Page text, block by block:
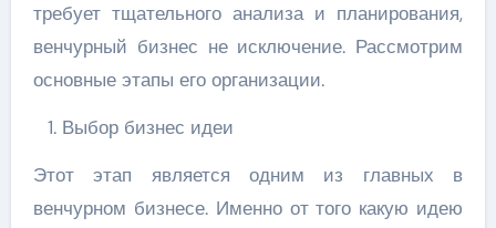
требует тщательного анализа и планирования,
венчурный бизнес не исключение. Рассмотрим
основные этапы его организации.
Выбор бизнес идеи
Этот этап является одним из главных в
венчурном бизнесе. Именно от того какую идею